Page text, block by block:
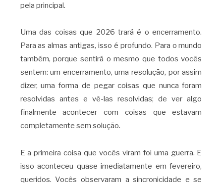
pela principal.
Uma das coisas que 2026 trará é o encerramento.
Para as almas antigas, isso é profundo. Para o mundo
também, porque sentirá o mesmo que todos vocês
sentem: um encerramento, uma resolução, por assim
dizer, uma forma de pegar coisas que nunca foram
resolvidas antes e vê-las resolvidas; de ver algo
finalmente acontecer com coisas que estavam
completamente sem solução.
E a primeira coisa que vocês viram foi uma guerra. E
isso aconteceu quase imediatamente em fevereiro,
queridos. Vocês observaram a sincronicidade e se